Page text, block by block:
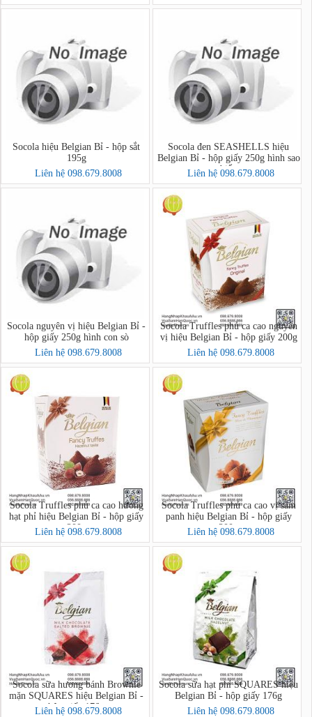
Socola hiệu Belgian Bỉ - hộp sắt
195g
Liên hệ 098.679.8008
Socola đen SEASHELLS hiệu
Belgian Bỉ - hộp giấy 250g hình sao
biển
Liên hệ 098.679.8008
Socola nguyên vị hiệu Belgian Bỉ -
hộp giấy 250g hình con sò
Liên hệ 098.679.8008
Socola Truffles phủ ca cao nguyên
vị hiệu Belgian Bỉ - hộp giấy 200g
Liên hệ 098.679.8008
Socola Truffles phủ ca cao hương
hạt phỉ hiệu Belgian Bỉ - hộp giấy
200g
Liên hệ 098.679.8008
Socola Truffles phủ ca cao vị sâm
panh hiệu Belgian Bỉ - hộp giấy
200g
Liên hệ 098.679.8008
Socola sữa hương bánh Brownie
mặn SQUARES hiệu Belgian Bỉ -
hộp giấy 176g
Liên hệ 098.679.8008
Socola sữa hạt phỉ SQUARES hiệu
Belgian Bỉ - hộp giấy 176g
Liên hệ 098.679.8008